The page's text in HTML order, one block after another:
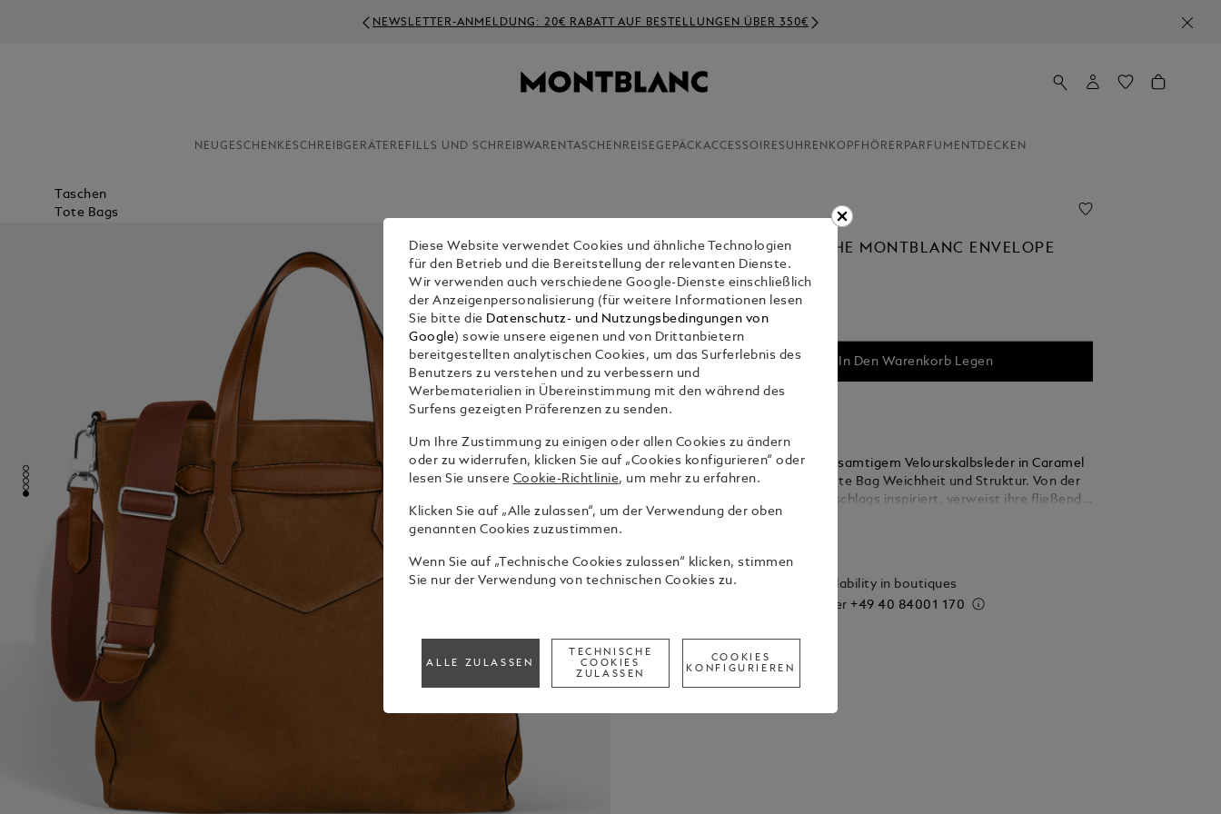
NEWSLETTER-ANMELDUNG: 20€ RABATT AUF BESTELLUNGEN ÜBER 350€
NEUGESCHENKESCHREIBGERÄTE REFILLS UND SCHREIBWAREN TASCHEN REISEGEPÄCKACCESSOIRES UHREN KOPFHÖRER PARFUM ENTDECKEN
Taschen
Tote Bags
TRAGETASCHE MONTBLANC ENVELOPE
€ 1,600.00
In Den Warenkorb Legen
Hergestellt aus samtigem Velourskalbsleder in Caramel
vereint diese Tote Bag Weichheit und Struktur. Von der
Form eines Umschlags inspiriert, verweist ihre fließende
Silhouette auf die Schreibkultur. Im geräumigen
Fach, ein spezielles Brillenfach und zwei Schlaufen für
Check availability in boutiques
Call to order+49 40 84001 170
Diese Website verwendet Cookies und ähnliche Technologien
für den Betrieb und die Bereitstellung der relevanten Dienste.
Wir verwenden auch verschiedene Google-Dienste einschließlich
der Anzeigenpersonalisierung (für weitere Informationen lesen
Sie bitte die
Datenschutz- und Nutzungsbedingungen von
Google) sowie unsere eigenen und von Drittanbietern
bereitgestellten analytischen Cookies, um das Surferlebnis des
Benutzers zu verstehen und zu verbessern und
Werbematerialien in Übereinstimmung mit den während des
Surfens gezeigten Präferenzen zu senden.
Um Ihre Zustimmung zu einigen oder allen Cookies zu ändern
oder zu widerrufen, klicken Sie auf „Cookies konfigurieren“ oder
lesen Sie unsere Cookie-Richtlinie, um mehr zu erfahren.
Klicken Sie auf „Alle zulassen“, um der Verwendung der oben
genannten Cookies zuzustimmen.
Wenn Sie auf „Technische Cookies zulassen“ klicken, stimmen
Sie nur der Verwendung von technischen Cookies zu.
ALLE ZULASSEN
TECHNISCHE
COOKIES
ZULASSEN
COOKIES
KONFIGURIEREN